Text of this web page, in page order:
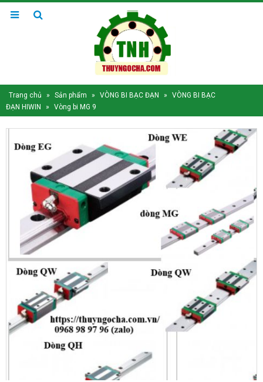
Trang chủ » Sản phẩm » VÒNG BI BẠC ĐẠN »
VÒNG BI BẠC
ĐẠN HIWIN
» Vòng bi MG 9